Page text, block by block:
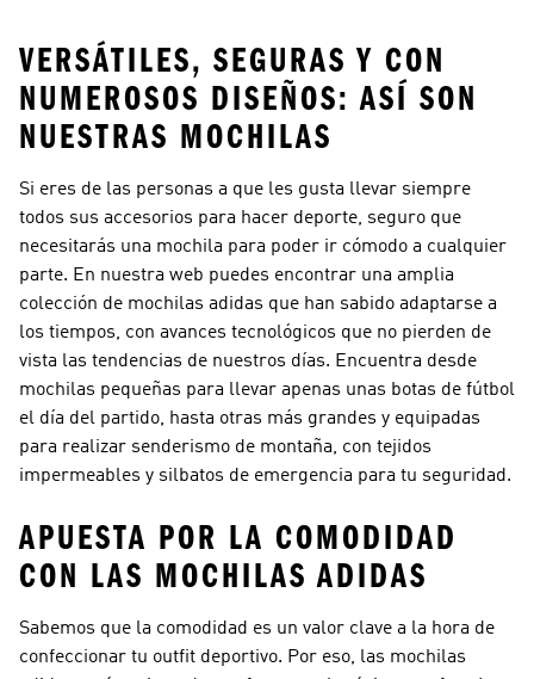
VERSÁTILES, SEGURAS Y CON
NUMEROSOS DISEÑOS: ASÍ SON
NUESTRAS MOCHILAS
Si eres de las personas a que les gusta llevar siempre
todos sus accesorios para hacer deporte, seguro que
necesitarás una mochila para poder ir cómodo a cualquier
parte. En nuestra web puedes encontrar una amplia
colección de mochilas adidas que han sabido adaptarse a
los tiempos, con avances tecnológicos que no pierden de
vista las tendencias de nuestros días. Encuentra desde
mochilas pequeñas para llevar apenas unas botas de fútbol
el día del partido, hasta otras más grandes y equipadas
para realizar senderismo de montaña, con tejidos
impermeables y silbatos de emergencia para tu seguridad.
APUESTA POR LA COMODIDAD
CON LAS MOCHILAS ADIDAS
Sabemos que la comodidad es un valor clave a la hora de
confeccionar tu outfit deportivo. Por eso, las mochilas